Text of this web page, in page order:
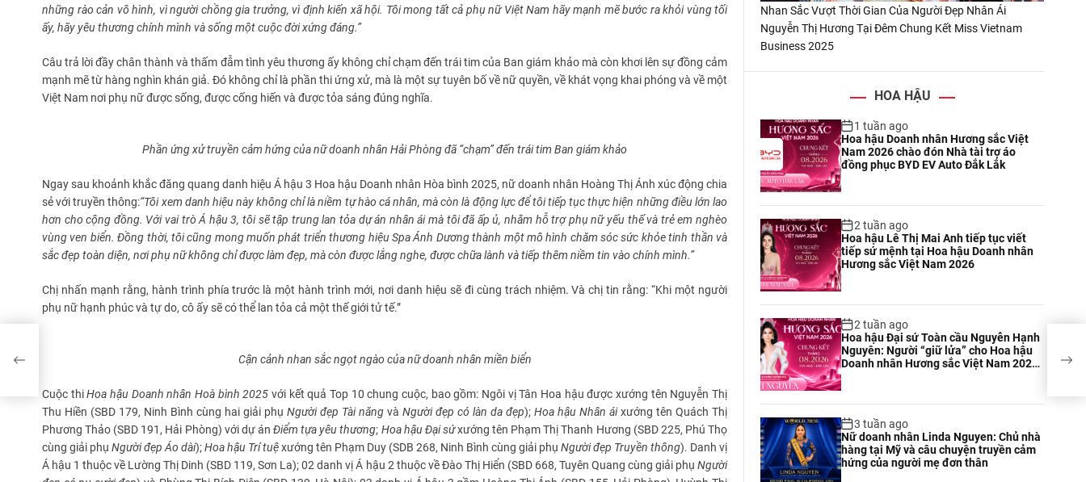
những rào cản vô hình, vì người chồng gia trưởng, vì định kiến xã hội. Tôi mong tất cả phụ nữ Việt Nam hãy mạnh mẽ bước ra khỏi vùng tối
ấy, hãy yêu thương chính mình và sống một cuộc đời xứng đáng.”
Câu trả lời đầy chân thành và thấm đẫm tình yêu thương ấy không chỉ chạm đến trái tim của Ban giám khảo mà còn khơi lên sự đồng cảm
mạnh mẽ từ hàng nghìn khán giả. Đó không chỉ là phần thi ứng xử, mà là một sự tuyên bố về nữ quyền, về khát vọng khai phóng và về một
Việt Nam nơi phụ nữ được sống, được cống hiến và được tỏa sáng đúng nghĩa.
Phần ứngxử truyền cảm hứngcủa nữ doanh nhân Hải Phòngđã “chạm” đến trái tim Ban giám khảo
Ngay sau khoảnh khắc đăng quang danh hiệu Á hậu 3 Hoa hậu Doanh nhân Hòa bình 2025, nữ doanh nhân Hoàng Thị Ánh xúc động chia
sẻ với truyền thông:“Tôi xem danh hiệu này không chỉ là niềm tự hào cá nhân, mà còn là động lực để tôi tiếp tục thực hiện những điều lớn lao
hơn cho cộng đồng. Với vai trò Á hậu 3, tôi sẽ tập trung lan tỏa dự án nhân áimà tôi đã ấp ủ, nhằm hỗ trợ phụ nữ yếu thế và trẻ em nghèo
vùng ven biển. Đồng thời, tôi cũng mong muốn phát triển thương hiệu Spa Ánh Dương thành một mô hình chăm sóc sức khỏe tinh thần và
sắc đẹp toàn diện, nơi phụ nữ không chỉ được làm đẹp, mà còn được lắng nghe, được chữa lành và tiếp thêm niềm tin vào chính mình.”
Chị nhấn mạnh rằng, hành trình phía trước là một hành trình mới, nơi danh hiệu sẽ đi cùng trách nhiệm. Và chị tin rằng: “Khi một người
phụ nữ hạnh phúc và tự do, cô ấy sẽ có thể lan tỏa cả một thế giới tử tế.”
Cận cảnh nhan sắc ngọt ngào của nữ doanh nhân miền biển
Cuộc thiHoa hậu Doanh nhânHoà bình 2025 với kết quả Top 10 chung cuộc, bao gồm: Ngôi vị Tân Hoa hậu được xướng tên Nguyễn Thị
Thu Hiền (SBD 179, Ninh Bình cùng hai giải phụ Người đẹp Tài năng và Người đẹp có làn da đẹp); Hoa hậu Nhân áixướng tên Quách Thị
Phương Thảo (SBD 191, Hải Phòng) với dự ánĐiểm tựa yêu thương; Hoa hậu Đại sứxướng tên Phạm Thị Thanh Hương (SBD 225, Phú Thọ
cùng giải phụ Người đẹp Áo dài);Hoa hậu Trí tuệxướng tên Phạm Duy (SDB 268, Ninh Bình cùng giải phụ Người đẹp Truyền thông). Danh vị
Á hậu 1 thuộc về Lường Thị Dinh (SBD 119, Sơn La); 02 danh vị Á hậu 2 thuộc về Đào Thị Hiển (SBD 668, Tuyên Quang cùng giải phụ Người
Nhan Sắc Vượt Thời Gian Của Người Đẹp Nhân Ái
Nguyễn Thị Hương Tại Đêm Chung Kết Miss Vietnam
Business 2025
HOA HẬU
1 tuần ago
Hoa hậu Doanh nhân Hương sắc Việt
Nam 2026 chào đón Nhà tài trợ áo
đồng phục BYD EV Auto Đắk Lắk
2 tuần ago
Hoa hậu Lê Thị Mai Anh tiếp tục viết
tiếp sứ mệnh tại Hoa hậu Doanh nhân
Hương sắc Việt Nam 2026
2 tuần ago
Hoa hậu Đại sứ Toàn cầu Nguyễn Hạnh
Nguyên: Người “giữ lửa” cho Hoa hậu
Doanh nhân Hương sắc Việt Nam 2026
3 tuần ago
Nữ doanh nhân Linda Nguyen: Chủ nhà
hàng tại Mỹ và câu chuyện truyền cảm
hứng của người mẹ đơn thân